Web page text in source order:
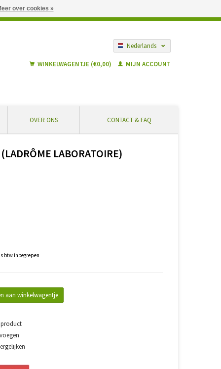
Nederlands
WINKELWAGENTJE (€0,00)
MIJN ACCOUNT
OVER ONS CONTACT & FAQ
LABORATOIRE)
btw inbegrepen
aan winkelwagentje
over cookies »
vanaf € 55 ... Veilig winkelen en geen extra kosten